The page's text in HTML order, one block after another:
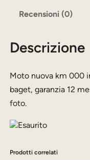
Recensioni (0)
Descrizione
Moto nuova km 000
baget, garanzia 12
foto.
Esaurito
Prodotti correlati